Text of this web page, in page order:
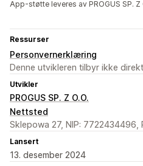
App-støtte leveres av PROGUS SP. Z
Ressurser
Personvernerklæring
Denne utvikleren tilbyr ikke
Utvikler
PROGUS SP. Z O.O.
Nettsted
Sklepowa 27, NIP:
Lansert
13. desember 2024